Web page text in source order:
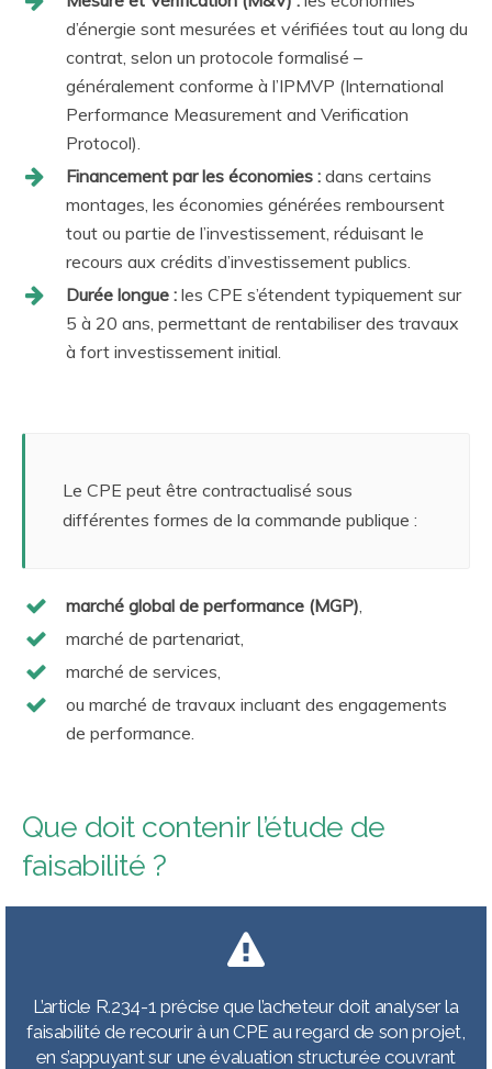
d’énergie sont mesurées et vérifiées tout au long du
contrat, selon un protocole formalisé –
généralement conforme à l’IPMVP (International
Performance Measurement and Verification
Protocol).
Financement par les économies : dans certains
montages, les économies générées remboursent
tout ou partie de l’investissement, réduisant le
recours aux crédits d’investissement publics.
Durée longue : les CPE s’étendent typiquement sur
5 à 20 ans, permettant de rentabiliser des travaux
à fort investissement initial.
Le CPE peut être contractualisé sous
différentes formes de la commande publique :
marché global de performance (MGP)
marché de partenariat,
marché de services,
ou marché de travaux incluant des engagements
de performance.
Que doit contenir l’étude de
faisabilité ?
L’article R.234-1 précise que l’acheteur doit analyser la
faisabilité de recourir à un CPE au regard de son projet,
en s’appuyant sur une évaluation structurée couvrant